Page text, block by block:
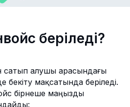
беріледі?
алушы арасындағы
бекіту мақсатында беріледі.
бірнеше маңызды